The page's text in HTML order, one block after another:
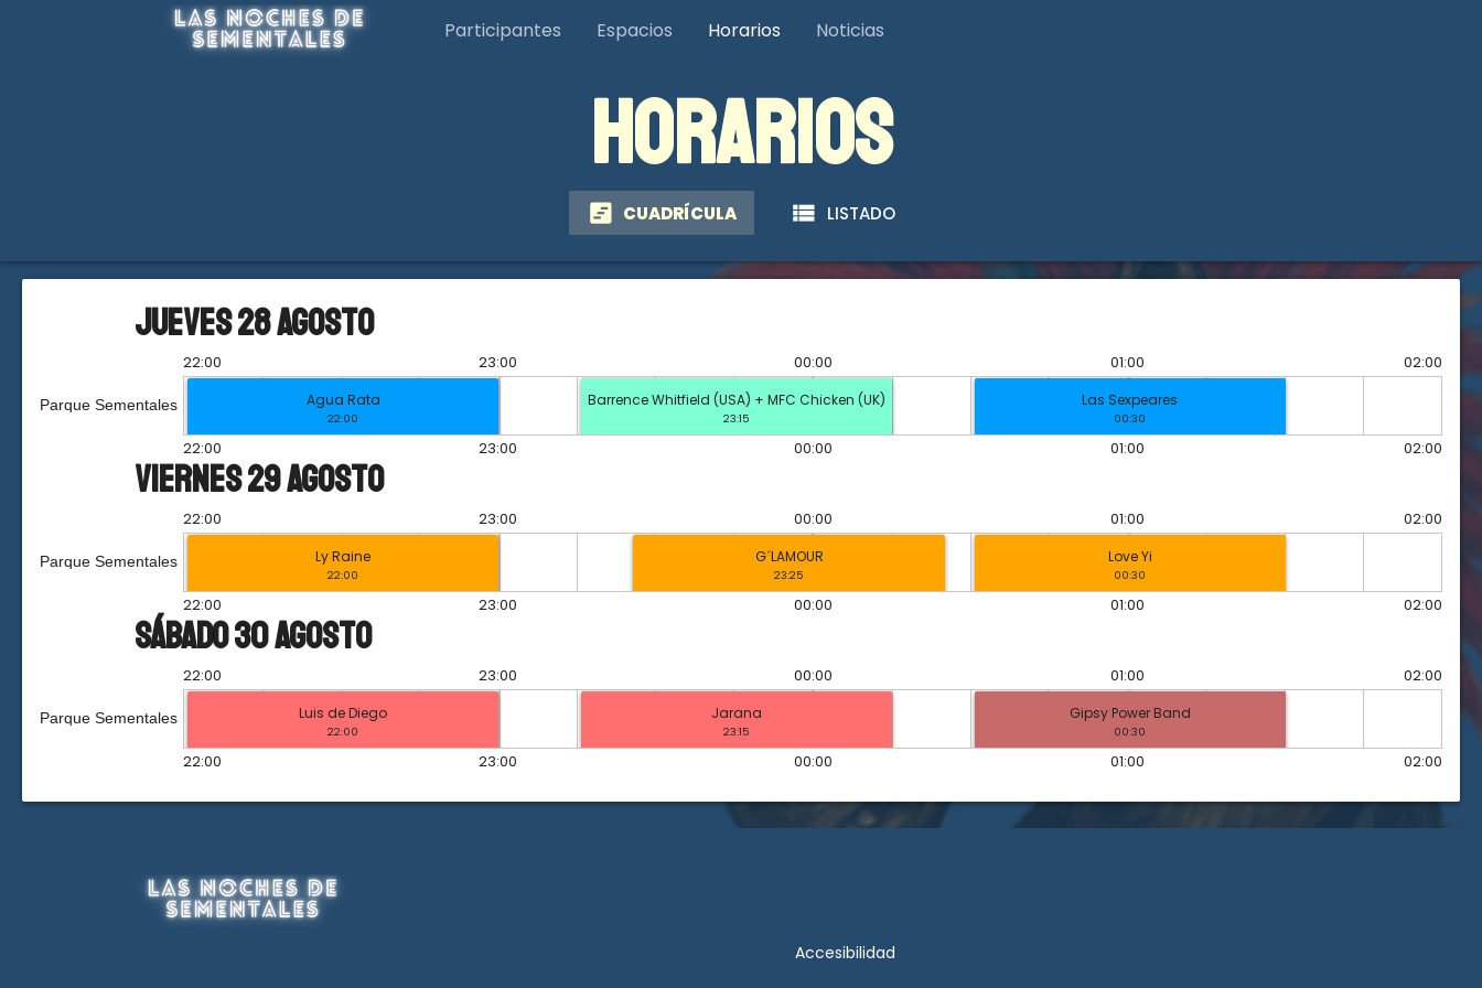
Participantes Espacios Horarios Noticias
HORARIOS
view_timeline CUADRÍCULA view_list LISTADO
jueves 28 agosto
Parque Sementales
22:00 23:00 00:00 01:00 02:00
Agua Rata
22:00
Barrence Whitfield (USA) + MFC Chicken (UK)
23:15
Las Sexpeares
00:30
22:00 23:00 00:00 01:00 02:00
viernes 29 agosto
Parque Sementales
22:00 23:00 00:00 01:00 02:00
Ly Raine
22:00
G´LAMOUR
23:25
Love Yi
00:30
22:00 23:00 00:00 01:00 02:00
sábado 30 agosto
Parque Sementales
22:00 23:00 00:00 01:00 02:00
Luis de Diego
22:00
Jarana
23:15
Gipsy Power Band
00:30
22:00 23:00 00:00 01:00 02:00
Accesibilidad